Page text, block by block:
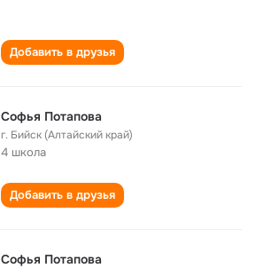
Добавить в друзья
Софья Потапова
г. Бийск (Алтайский край)
4 школа
Добавить в друзья
Софья Потапова